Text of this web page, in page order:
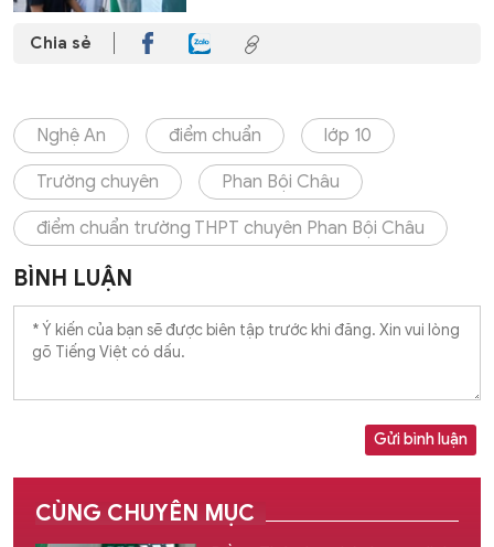
Chia sẻ
Nghệ An điểm chuẩn lớp 10
Trường chuyên Phan Bội Châu
điểm chuẩn trường THPT chuyên Phan Bội Châu
BÌNH LUẬN
Gửi bình luận
CÙNG CHUYÊN MỤC